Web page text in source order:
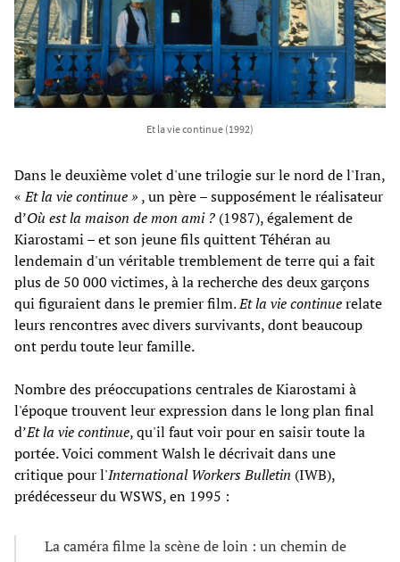
Et la vie continue (1992)
Dans le deuxième volet d'une trilogie sur le nord de l'Iran,
«Et la vie continue » , un père – supposément le réalisateur
d’Où est la maison de mon ami ? (1987), également de
Kiarostami – et son jeune fils quittent Téhéran au
lendemain d'un véritable tremblement de terre qui a fait
plus de 50 000 victimes, à la recherche des deux garçons
qui figuraient dans le premier film.Et la vie continuerelate
leurs rencontres avec divers survivants, dont beaucoup
ont perdu toute leur famille.
Nombre des préoccupations centrales de Kiarostami à
l'époque trouvent leur expression dans le long plan final
d’Et la vie continue, qu'il faut voir pour en saisir toute la
portée. Voici comment Walsh le décrivait dans une
critique pour l'International Workers Bulletin (IWB),
prédécesseur du WSWS, en 1995 :
La caméra filme la scène de loin : un chemin de